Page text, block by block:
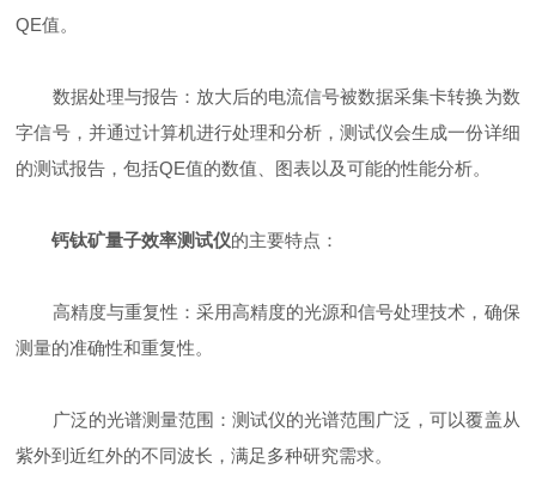
QE值。
数据处理与报告：放大后的电流信号被数据采集卡转换为数
字信号，并通过计算机进行处理和分析，测试仪会生成一份详细
的测试报告，包括QE值的数值、图表以及可能的性能分析。
钙钛矿量子效率测试仪的主要特点：
高精度与重复性：采用高精度的光源和信号处理技术，确保
测量的准确性和重复性。
广泛的光谱测量范围：测试仪的光谱范围广泛，可以覆盖从
紫外到近红外的不同波长，满足多种研究需求。